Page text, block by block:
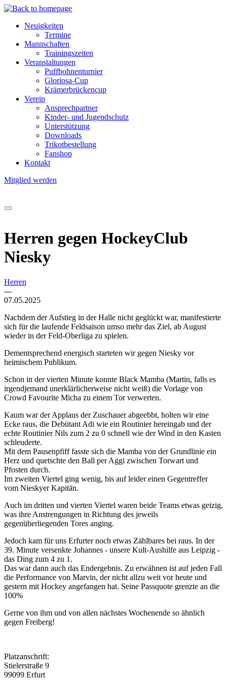
Direkt
Inhalt
Hauptnavigation
Neuigkeiten
Termine
Mannschaften
Trainingszeiten
Veranstaltungen
Puffbohnenturnier
Gloriosa-Cup
Krämerbrückencup
Verein
Ansprechpartner
Kinder- und Jugendschutz
Unterstützung
Downloads
Trikotbestellung
Fanshop
Kontakt
Mitglied werden
Herren gegen HockeyClub
Niesky
Herren
---
07.05.2025
Nachdem der Aufstieg in der Halle nicht geglückt war, manifestierte
sich für die laufende Feldsaison umso mehr das Ziel, ab August
wieder in der Feld-Oberliga zu spielen.
Dementsprechend energisch starteten wir gegen Niesky vor
heimischem Publikum.
Schon in der vierten Minute konnte Black Mamba (Martin, falls es
irgendjemand unerklärlicherweise nicht weiß) die Vorlage von
Crowd Favourite Micha zu einem Tor verwerten.
Kaum war der Applaus der Zuschauer abgeebbt, holten wir eine
Ecke raus, die Debütant Adi wie ein Routinier hereingab und der
echte Routinier Nils zum 2 zu 0 schnell wie der Wind in den Kasten
schleuderte.
Mit dem Pausenpfiff fasste sich die Mamba von der Grundlinie ein
Herz und quetschte den Ball per Aggi zwischen Torwart und
Pfosten durch.
Im zweiten Viertel ging wenig, bis auf leider einen Gegentreffer
vom Nieskyer Kapitän.
Auch im dritten und vierten Viertel waren beide Teams etwas geizig,
was ihre Anstrengungen in Richtung des jeweils
gegenüberliegenden Tores anging.
Jedoch kam für uns Erfurter noch etwas Zählbares bei raus. In der
39. Minute versenkte Johannes - unsere Kult-Aushilfe aus Leipzig -
das Ding zum 4 zu 1.
Das war dann auch das Endergebnis. Zu erwähnen ist auf jeden Fall
die Performance von Marvin, der nicht allzu weit vor heute und
gestern mit Hockey angefangen hat. Seine Passquote grenzte an die
100%
Gerne von ihm und von allen nächstes Wochenende so ähnlich
gegen Freiberg!
Platzanschrift:
Stielerstraße 9
99099 Erfurt